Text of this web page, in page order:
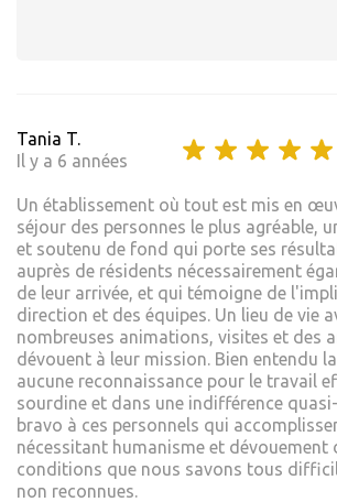
Tania T.
Il y a 6 années
Un établissement où tout est mis en
séjour des personnes le plus agréable,
et soutenu de fond qui porte ses
auprès de résidents nécessairement
de leur arrivée, et qui témoigne de
direction et des équipes. Un lieu de vie
nombreuses animations, visites et des
dévouent à leur mission. Bien entendu
aucune reconnaissance pour le travail
sourdine et dans une indifférence
bravo à ces personnels qui
nécessitant humanisme et dévouement
conditions que nous savons tous
non reconnues.